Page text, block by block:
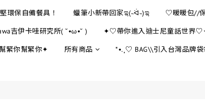
環保自備餐具！ 蠟筆小新帶回家ಇ(˵ᐛ˵)ಇ ♡暖暖包//
吉伊卡哇研究所( ˘•ω•˘ ) ✦♡帶你進入迪士尼童話世界
緊你幫緊你✦ 所有商品 *•.¸♡ BAG\\引入台灣品牌